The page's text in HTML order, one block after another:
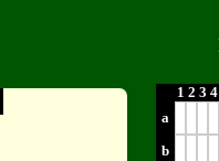
1 2 3 4
a
b